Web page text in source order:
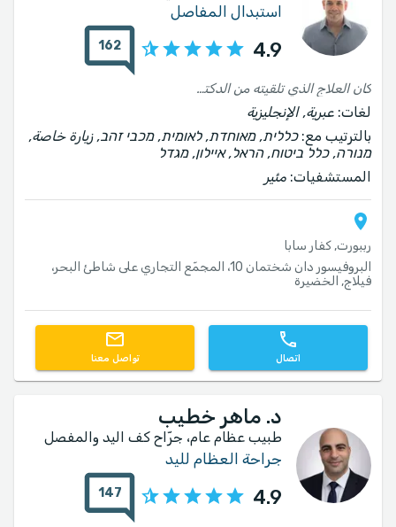
استبدال المفاصل
4.9
162
كان العلاج الذي تلقيته من الدكتور برين (استبدال الركبة) ممتازاً. شرح لي الدكتور برين بصبر ولطف ما كنت على وشك المرور به وأجاب على جميع أسئلتي. نجحت العملية الجراحية وبعد أقل من شهر تمكنت من المشي دون عصا. أنا راضٍ جداً وأنصح بشدة بالدكتور برين.
لغات: عبرية, الإنجليزية
بالترتيب مع:כללית, מאוחדת, לאומית, מכבי זהב, زيارة خاصة,
מנורה, כלל ביטוח, הראל, איילון, מגדל
المستشفيات: مئير
رببورت, كفار سابا
البروفيسور دان شختمان 10، المجمّع التجاري على شاطئ البحر،
فيلاج, الخضيرة
اتصال تواصل معنا
د. ماهر خطيب
طبيب عظام عام، جرّاح كف اليد والمفصل
جراحة العظام لليد
4.9
147